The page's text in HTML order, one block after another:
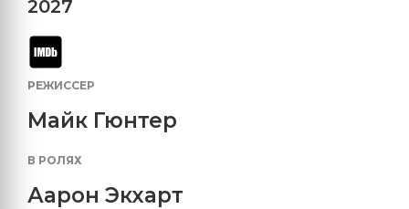
2027
РЕЖИССЕР
Майк Гюнтер
В РОЛЯХ
Аарон Экхарт